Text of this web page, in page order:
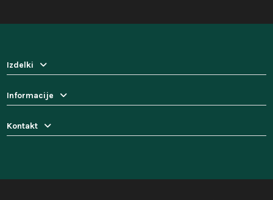
Izdelki
Informacije
Kontakt